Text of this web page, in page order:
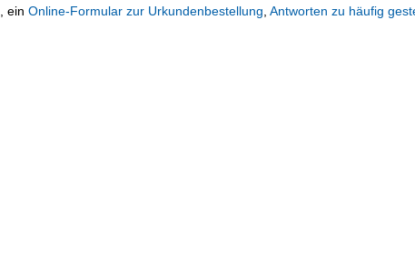
, ein Online-Formular zur Urkundenbestellung Antworten zu häufig